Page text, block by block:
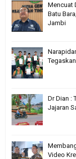
Mencuat
Batu
Jambi
Dr Dian :
Jajaran
Video